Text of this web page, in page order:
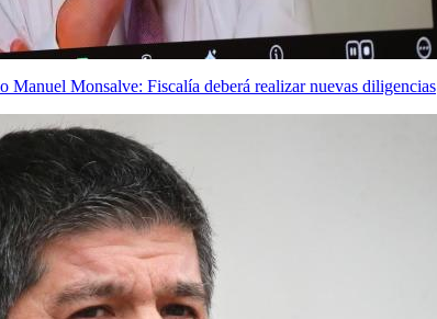
Manuel Monsalve: Fiscalía deberá realizar nuevas diligencias